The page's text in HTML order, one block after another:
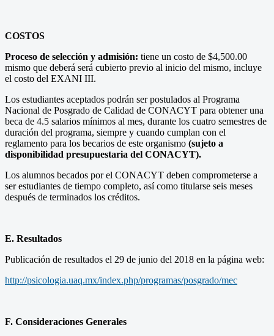
COSTOS
Proceso de selección y admisión: tiene un costo de $4,500.00
mismo que deberá será cubierto previo al inicio del mismo, incluye
el costo del EXANI III.
Los estudiantes aceptados podrán ser postulados al Programa
Nacional de Posgrado de Calidad de CONACYT para obtener una
beca de 4.5 salarios mínimos al mes, durante los cuatro semestres de
duración del programa, siempre y cuando cumplan con el
reglamento para los becarios de este organismo (sujeto a
disponibilidad presupuestaria del CONACYT).
Los alumnos becados por el CONACYT deben comprometerse a
ser estudiantes de tiempo completo, así como titularse seis meses
después de terminados los créditos.
E. Resultados
Publicación de resultados el 29 de junio del 2018 en la página web:
http://psicologia.uaq.mx/index.php/programas/posgrado/mec
F. Consideraciones Generales